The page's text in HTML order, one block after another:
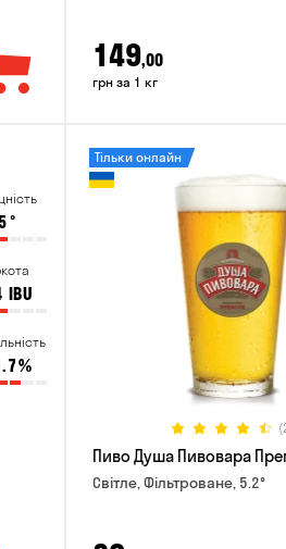
149,00
грн за 1 кг
°
IBU
%
Тільки онлайн
Пиво Душа Пивовара
Світле, Фільтроване, 5.2°